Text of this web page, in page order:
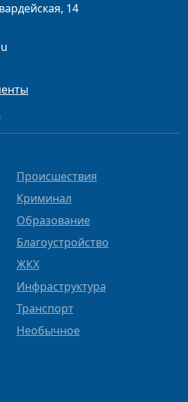
14
Происшествия
Криминал
Образование
Благоустройство
ЖКХ
Инфраструктура
Транспорт
Необычное